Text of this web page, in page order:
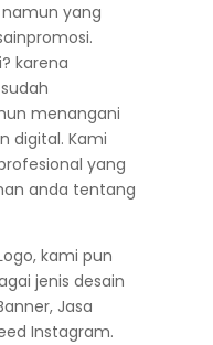
yang
karena
menangani
digital. Kami
yang
anda tentang
kami pun
jenis desain
Jasa
Instagram.